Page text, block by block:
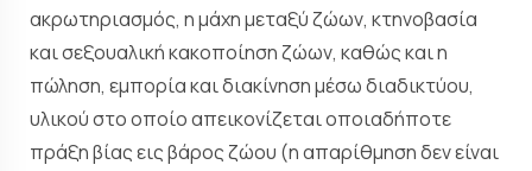
ακρωτηριασμός, η μάχη μεταξύ ζώων, κτηνοβασία
και σεξουαλική κακοποίηση ζώων, καθώς και η
πώληση, εμπορία και διακίνηση μέσω διαδικτύου,
υλικού στο οποίο απεικονίζεται οποιαδήποτε
πράξη βίας εις βάρος ζώου (η απαρίθμηση δεν είναι